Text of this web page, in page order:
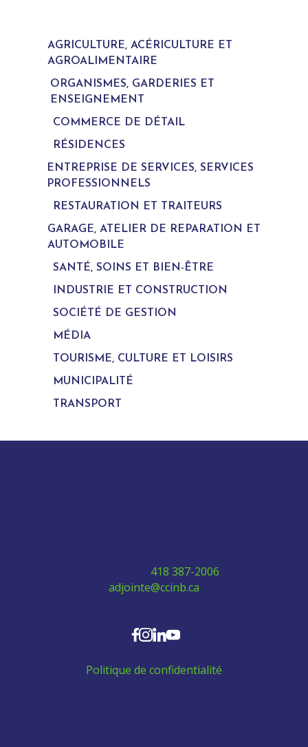
AGRICULTURE, ACÉRICULTURE ET
AGROALIMENTAIRE
ORGANISMES, GARDERIES ET
ENSEIGNEMENT
COMMERCE DE DÉTAIL
RÉSIDENCES
ENTREPRISE DE SERVICES, SERVICES
PROFESSIONNELS
RESTAURATION ET TRAITEURS
GARAGE, ATELIER DE REPARATION ET
AUTOMOBILE
SANTÉ, SOINS ET BIEN-ÊTRE
INDUSTRIE ET CONSTRUCTION
SOCIÉTÉ DE GESTION
MÉDIA
TOURISME, CULTURE ET LOISIRS
MUNICIPALITÉ
TRANSPORT
418 387-2006
adjointe@ccinb.ca
Politique de confidentialité